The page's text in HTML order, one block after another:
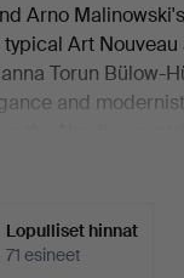
Arno
Art
Torun
and
Johansson
Koppel
necklaces,
Lopulliset hinnat
71 esineet